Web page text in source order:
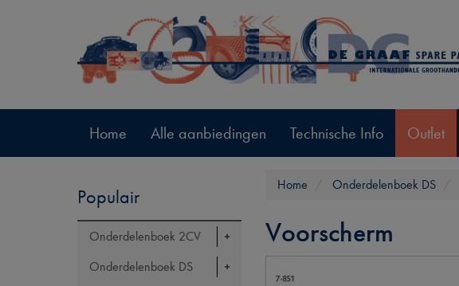
Home Alle aanbiedingen Technische Info Outlet
Populair
Onderdelenboek 2CV
Onderdelenboek DS
Home Onderdelenboek DS
Voorscherm